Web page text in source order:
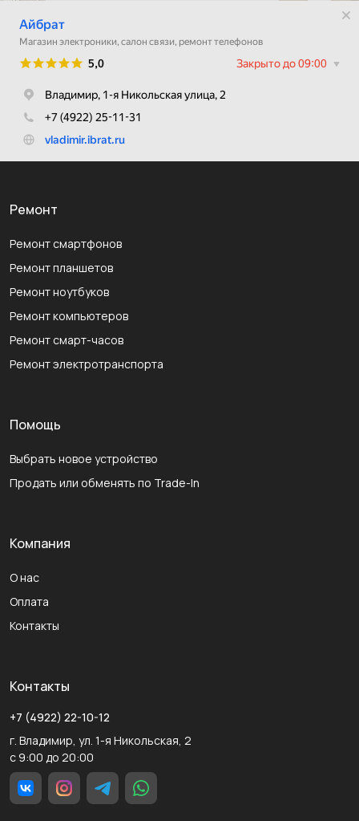
Ремонт
Ремонт смартфонов
Ремонт планшетов
Ремонт ноутбуков
Ремонт компьютеров
Ремонт смарт-часов
Ремонт электротранспорта
Помощь
Выбрать новое устройство
Продать или обменять по Trade-In
Компания
О нас
Оплата
Контакты
Контакты
+7 (4922) 22-10-12
г. Владимир, ул. 1-я Никольская, 2
с 9:00 до 20:00